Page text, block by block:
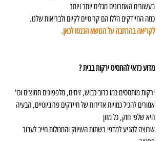
בעשורים האחרונים מגלים יותר ויותר
כמה החיידקים הללו הם קריטיים לקיום ולבריאות שלנו.
לקריאה בהרחבה על הנושא הכנסו לכאן.
מדוע כדאי להתסיס ירקות בבית ?
ירקות מותססים כמו כרוב כבוש, זיתים, מלפפונים חמוצים וכו'
אמורים להכיל כמויות אדירות של חיידקים פרוביוטיים, הבעיה
היא שלפי חוק, כל מזון
שרוצה להגיע למדפי רשתות השיווק והמכולות חייב לעבור